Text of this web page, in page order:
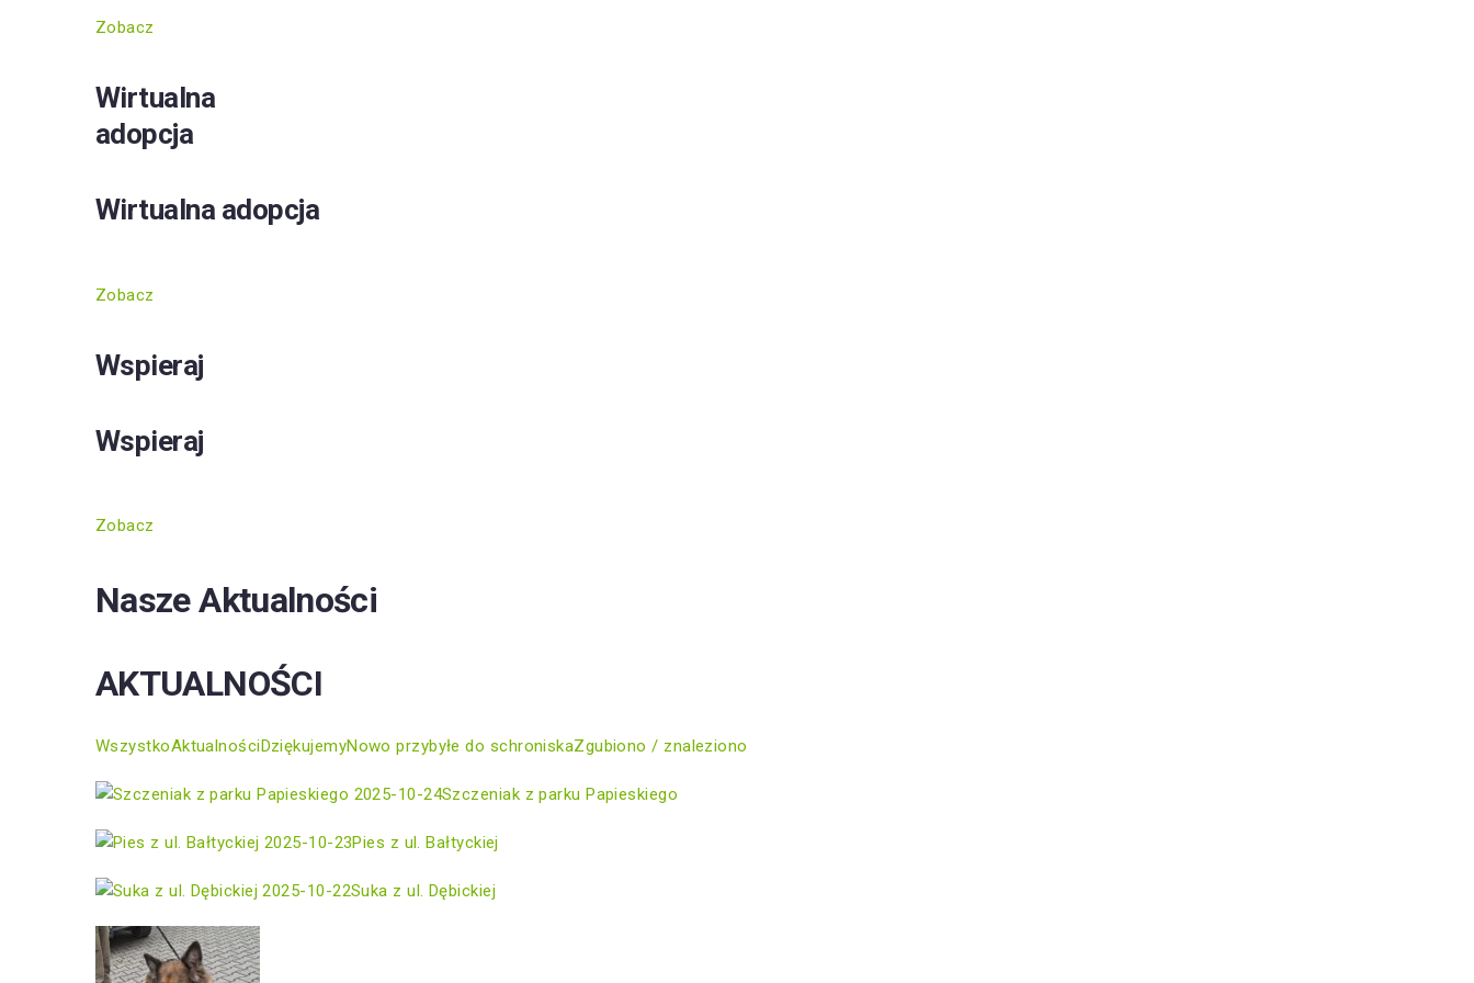
Zobacz
Wirtualna
adopcja
Wirtualna adopcja
Zobacz
Wspieraj
Wspieraj
Zobacz
Nasze Aktualności
AKTUALNOŚCI
WszystkoAktualnościDziękujemyNowo przybyłe do schroniskaZgubiono / znaleziono
2025-10-24Szczeniak z parku Papieskiego
2025-10-23Pies z ul. Bałtyckiej
2025-10-22Suka z ul. Dębickiej